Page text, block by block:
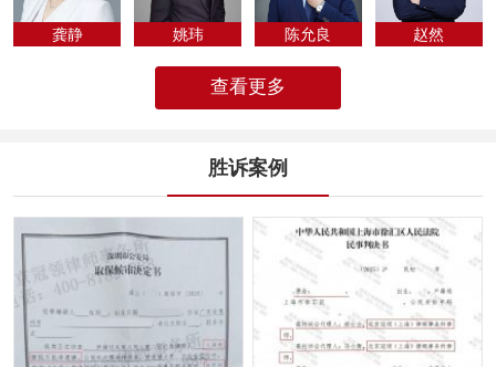
龚静 姚玮 陈允良 ​赵然
查看更多
胜诉案例